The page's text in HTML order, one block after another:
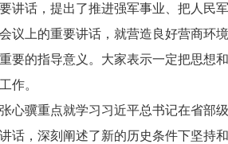
讲话，提出了推进强军事业、把人民
议上的重要讲话，就营造良好营商环
要的指导意义。大家表示一定把思想
作。
骥重点就学习习近平总书记在省部级
话，深刻阐述了新的历史条件下坚持